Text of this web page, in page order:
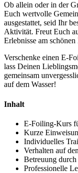
Ob allein oder in der
Euch wertvolle
ausgestattet, seid Ihr
Aktivität. Freut Euch
Erlebnisse am
Verschenke einen E-
lass Deinen
gemeinsam
auf dem Wasser!
Inhalt
E-Foiling-Kurs
Kurze
Individuelles
Verhalten auf
Betreuung
Professionelle